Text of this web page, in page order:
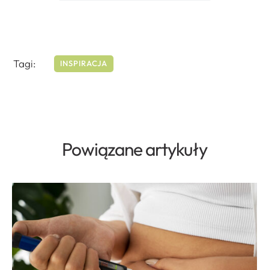
Tagi: INSPIRACJA
Powiązane artykuły